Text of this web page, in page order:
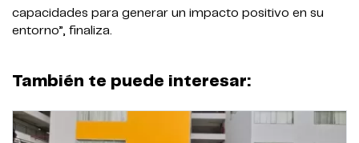
capacidades para generar un impacto positivo en su
entorno”, finaliza.
También te puede interesar: